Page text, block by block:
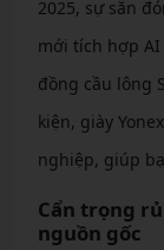
2025, sự săn
mới tích hợp
đồng cầu lông
kiện, giày
nghiệp, giúp
Cẩn trọng
nguồn gốc